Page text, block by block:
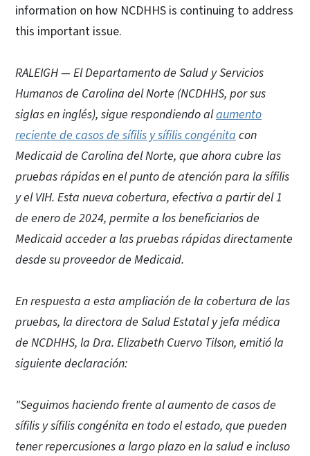
information on how NCDHHS is continuing to address
this important issue.
RALEIGH — El Departamento de Salud y Servicios
Humanos de Carolina del Norte (NCDHHS, por sus
siglas en inglés), sigue respondiendo alaumento
reciente de casos de sífilis y sífilis congénita con
Medicaid de Carolina del Norte, que ahora cubre las
pruebas rápidas en el punto de atención para la sífilis
y el VIH. Esta nueva cobertura, efectiva a partir del 1
de enero de 2024, permite a los beneficiarios de
Medicaid acceder a las pruebas rápidas directamente
desde su proveedor de Medicaid.
En respuesta a esta ampliación de la cobertura de las
pruebas, la directora de Salud Estatal y jefa médica
de NCDHHS, la Dra. Elizabeth Cuervo Tilson, emitió la
siguiente declaración:
"Seguimos haciendo frente al aumento de casos de
sífilis y sífilis congénita en todo el estado, que pueden
tener repercusiones a largo plazo en la salud e incluso